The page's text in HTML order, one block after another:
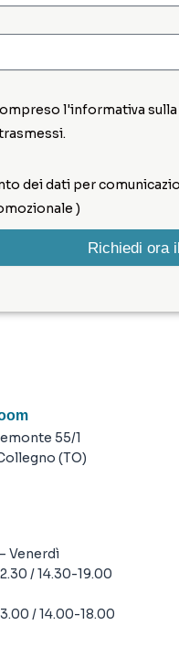
l'informativa
dei dati per
)
Richiedi ora
55/1
(TO)
Venerdì
/ 14.30-19.00
/ 14.00-18.00